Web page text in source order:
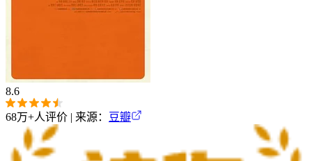
8.6
68万+人评价 | 来源： 豆瓣